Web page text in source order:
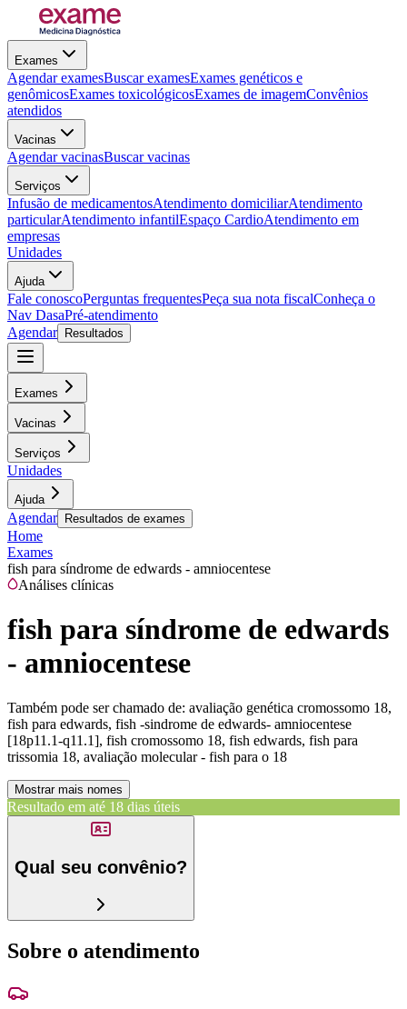
Exames
Agendar examesBuscar examesExames genéticos e
genômicosExames toxicológicosExames de imagemConvênios
atendidos
Vacinas
Agendar vacinasBuscar vacinas
Serviços
Infusão de medicamentosAtendimento domiciliarAtendimento
particularAtendimento infantilEspaço CardioAtendimento em
empresas
Unidades
Ajuda
Fale conoscoPerguntas frequentesPeça sua nota fiscalConheça o
Nav DasaPré-atendimento
Agendar
Resultados
Exames
Vacinas
Serviços
Unidades
Ajuda
Agendar Resultados de exames
Home
Exames
fish para síndrome de edwards - amniocentese
Análises clínicas
fish para síndrome de edwards
- amniocentese
Também pode ser chamado de: avaliação genética cromossomo 18,
fish para edwards, fish -sindrome de edwards- amniocentese
[18p11.1-q11.1], fish cromossomo 18, fish edwards, fish para
trissomia 18, avaliação molecular - fish para o 18
Mostrar mais nomes
Resultado em até 18 dias úteis
Qual seu convênio?
Sobre o atendimento